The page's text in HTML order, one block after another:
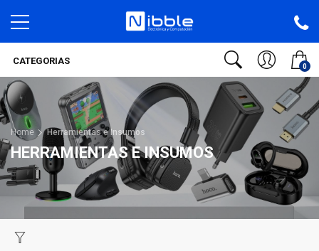
0
CATEGORIAS
Home Herramientas e Insumos
HERRAMIENTAS E INSUMOS